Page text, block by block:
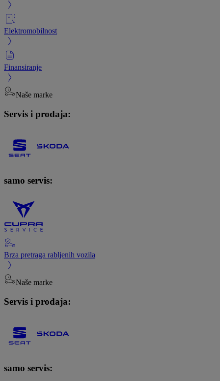
Elektromobilnost
Finansiranje
Naše marke
Servis i prodaja:
samo servis:
Brza pretraga rabljenih vozila
Naše marke
Servis i prodaja:
samo servis: